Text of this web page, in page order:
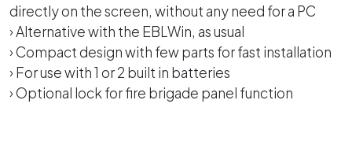
directly on the screen, without any need for a PC
› Alternative with the EBLWin, as usual
› Compact design with few parts for fast installation
› For use with 1 or 2 built in batteries
› Optional lock for fire brigade panel function